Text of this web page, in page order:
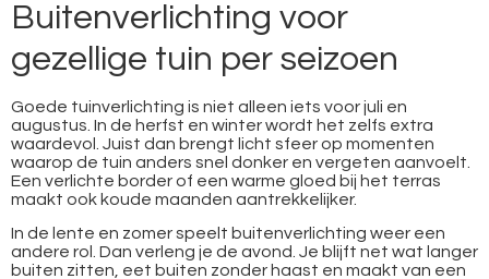
Buitenverlichting voor
gezellige tuin per seizoen
Goede tuinverlichting is niet alleen iets voor juli en
augustus. In de herfst en winter wordt het zelfs extra
waardevol. Juist dan brengt licht sfeer op momenten
waarop de tuin anders snel donker en vergeten aanvoelt.
Een verlichte border of een warme gloed bij het terras
maakt ook koude maanden aantrekkelijker.
In de lente en zomer speelt buitenverlichting weer een
andere rol. Dan verleng je de avond. Je blijft net wat langer
buiten zitten, eet buiten zonder haast en maakt van een